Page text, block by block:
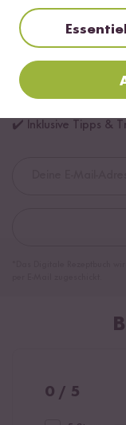
Digitales
✔️ 25 leckere
✔️ Inklusive Tipps &
0 / 5